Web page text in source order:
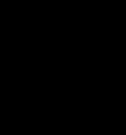
a necessidade de
a partida
se você estiver a mais de